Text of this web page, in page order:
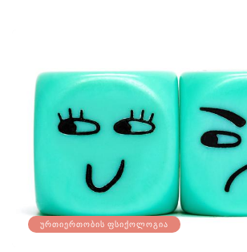
ᲣᲠᲗᲘᲔᲠᲗᲝᲑᲘᲡ ᲤᲡᲘᲥᲝᲚᲝᲒᲘᲐ